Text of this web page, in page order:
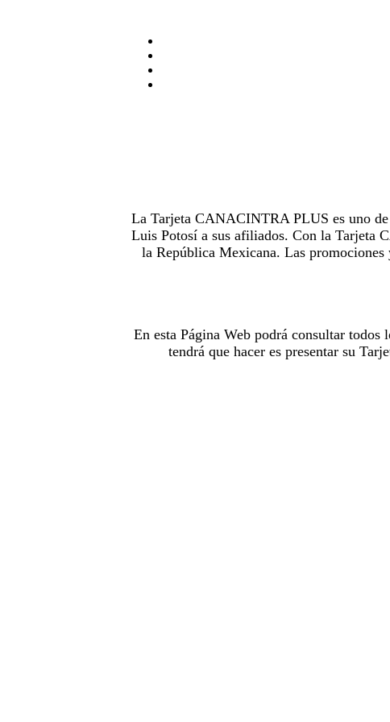
La Tarjeta CANACINTRA PLUS es uno
Luis Potosí a sus afiliados. Con la Tarjeta
la República Mexicana. Las promociones
En esta Página Web podrá consultar
tendrá que hacer es presentar su